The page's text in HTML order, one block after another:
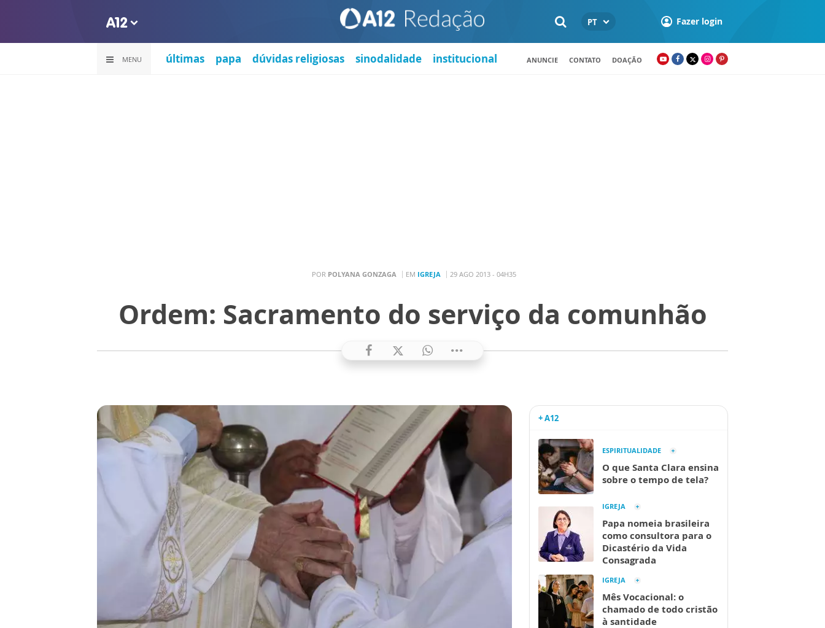
PT Fazer login
MENU últimas papa dúvidas religiosas sinodalidade institucional ANUNCIE CONTATO DOAÇÃO
POR POLYANA GONZAGA EM IGREJA 29 AGO 2013 - 04H35
Ordem: Sacramento do serviço da comunhão
+ A12
ESPIRITUALIDADE
O que Santa Clara ensina
sobre o tempo de tela?
IGREJA
Papa nomeia brasileira
como consultora para o
Dicastério da Vida
Consagrada
IGREJA
Mês Vocacional: o
chamado de todo cristão
à santidade